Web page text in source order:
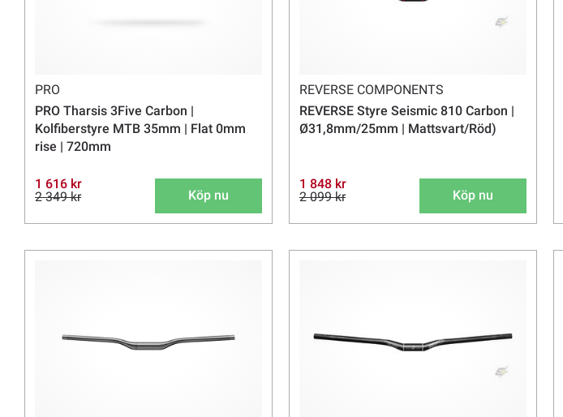
PRO
PRO Tharsis 3Five Carbon |
Kolfiberstyre MTB 35mm | Flat 0mm
rise | 720mm
1 616 kr
2 349 kr
Köp nu
REVERSE COMPONENTS
REVERSE Styre Seismic 810 Carbon |
Ø31,8mm/25mm | Mattsvart/Röd)
1 848 kr
2 099 kr
Köp nu